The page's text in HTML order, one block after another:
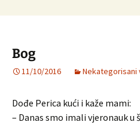
Bog
11/10/2016 Nekategorisani
Dođe Perica kući i kaže mami:
– Danas smo imali vjeronauk